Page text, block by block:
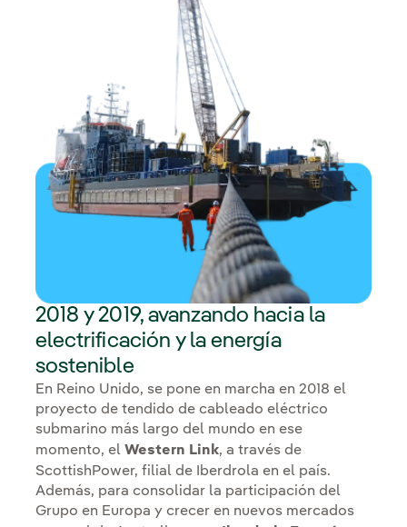
2018 y 2019, avanzando hacia la
electrificación y la energía
sostenible
En Reino Unido, se pone en marcha en 2018 el
proyecto de tendido de cableado eléctrico
submarino más largo del mundo en ese
momento, el Western Link, a través de
ScottishPower, filial de Iberdrola en el país.
Además, para consolidar la participación del
Grupo en Europa y crecer en nuevos mercados